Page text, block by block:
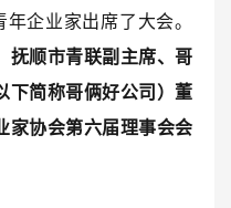
企业家出席了大会。
抚顺市青联副主席、哥
下简称哥俩好公司）董
家协会第六届理事会会